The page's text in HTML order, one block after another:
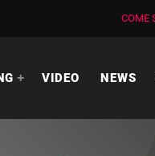
COME
VIDEO NEWS